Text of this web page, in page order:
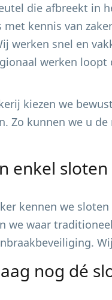
die afbreekt in
met kennis van
werken snel en
werken loopt
kiezen we
Zo kunnen we u
enkel sloten
kennen we
we waar
nog dé